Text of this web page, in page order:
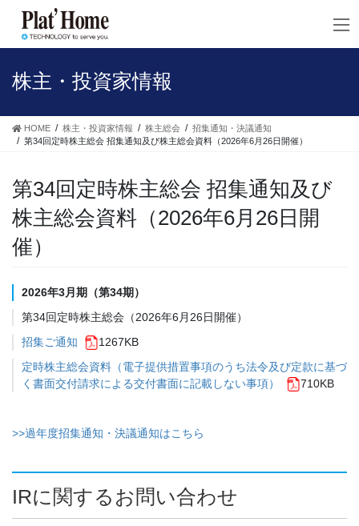
株主・投資家情報
HOME 株主・投資家情報 株主総会
招集通知・決議通知
第34回定時株主総会 招集通知及び株主総会資料（2026年6月26日開催）
第34回定時株主総会 招集通知及び
株主総会資料（2026年6月26日開
催）
2026年3月期（第34期）
第34回定時株主総会（2026年6月26日開催）
招集ご通知
1267KB
定時株主総会資料（電子提供措置事項のうち法令及び定款に基づ
く書面交付請求による交付書面に記載しない事項）
710KB
>>過年度招集通知・決議通知はこちら
IRに関するお問い合わせ